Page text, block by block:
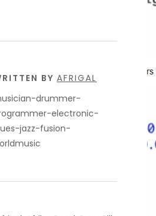
BY AFRIGAL
drummer-
electronic-
jazz-fusion-